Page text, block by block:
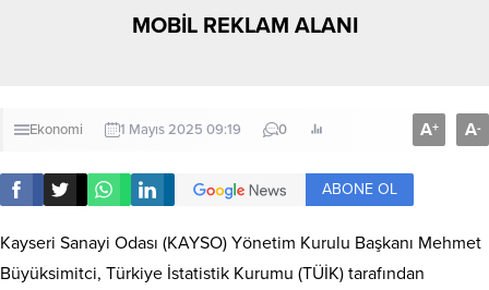
MOBİL REKLAM ALANI
Ekonomi 1 Mayıs 2025 09:19 0 A+ A-
ABONE OL
Kayseri Sanayi Odası (KAYSO) Yönetim Kurulu Başkanı Mehmet
Büyüksimitci, Türkiye İstatistik Kurumu (TÜİK) tarafından